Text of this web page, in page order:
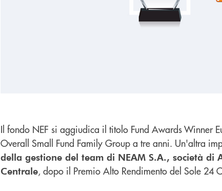
Il fondo NEF si aggiudica il titolo Fund Awards Winner
Overall Small Fund Family Group a tre anni. Un'altra
della gestione del team di NEAM S.A., società di
Centrale, dopo il Premio Alto Rendimento del Sole 24